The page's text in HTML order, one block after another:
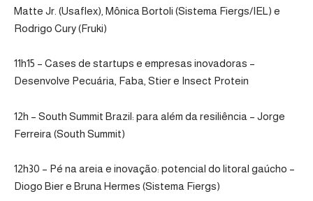
Matte Jr. (Usaflex), Mônica Bortoli (Sistema Fiergs/IEL) e
Rodrigo Cury (Fruki)
11h15 – Cases de startups e empresas inovadoras –
Desenvolve Pecuária, Faba, Stier e Insect Protein
12h – South Summit Brazil: para além da resiliência – Jorge
Ferreira (South Summit)
12h30 – Pé na areia e inovação: potencial do litoral gaúcho –
Diogo Bier e Bruna Hermes (Sistema Fiergs)